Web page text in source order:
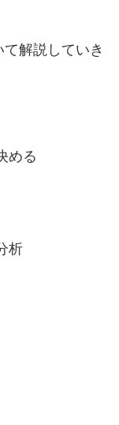
解説していき
める
析